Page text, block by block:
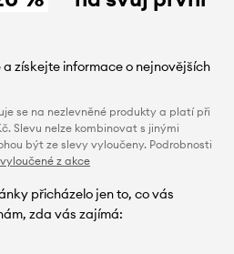
a získejte informace o nejnovějších
se na nezlevněné produkty a platí při
Slevu nelze kombinovat s jinými
být ze slevy vyloučeny. Podrobnosti
z akce
přicházelo jen to, co vás
zda vás zajímá: